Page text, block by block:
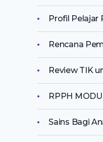
Profil Pelajar
Rencana
Review TIK
RPPH
Sains Bagi